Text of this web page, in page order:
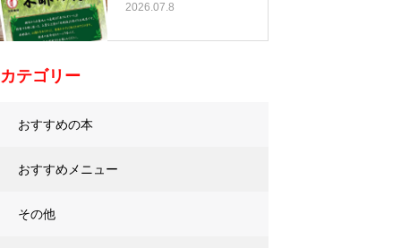
2026.07.8
カテゴリー
おすすめの本
おすすめメニュー
その他